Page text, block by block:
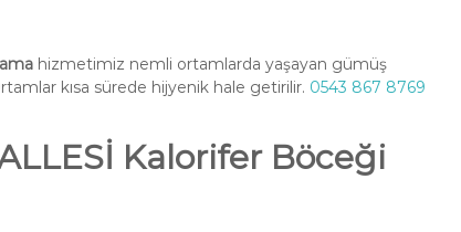
hizmetimiz nemli ortamlarda yaşayan gümüş
kısa sürede hijyenik hale getirilir. 0543 867 8769
Kalorifer Böceği